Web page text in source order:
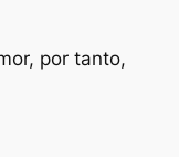
por tanto,